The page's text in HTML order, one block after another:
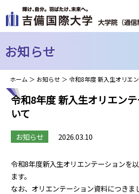
お知らせ
ホーム ＞ お知らせ ＞ 令和8年度 新入生オリエ
令和8年度 新入生オリエン
いて
お知らせ 2026.03.10
令和8年度新入生オリエンテーションを
ます。
なお、オリエンテーション資料につきま